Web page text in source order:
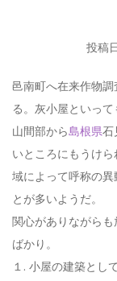
投稿
邑南町へ在来作物
る。灰小屋といって
山間部から島根県石
いところにもうけ
域によって呼称の
とが多いようだ。
関心がありながら
ばかり。
１. 小屋の建築とし